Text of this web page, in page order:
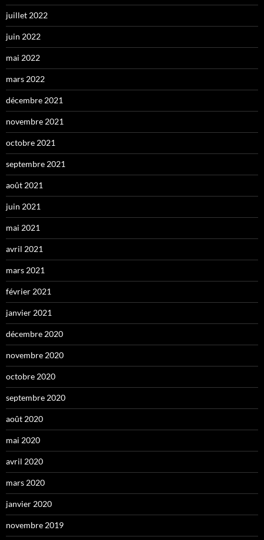
juillet 2022
juin 2022
mai 2022
mars 2022
décembre 2021
novembre 2021
octobre 2021
septembre 2021
août 2021
juin 2021
mai 2021
avril 2021
mars 2021
février 2021
janvier 2021
décembre 2020
novembre 2020
octobre 2020
septembre 2020
août 2020
mai 2020
avril 2020
mars 2020
janvier 2020
novembre 2019